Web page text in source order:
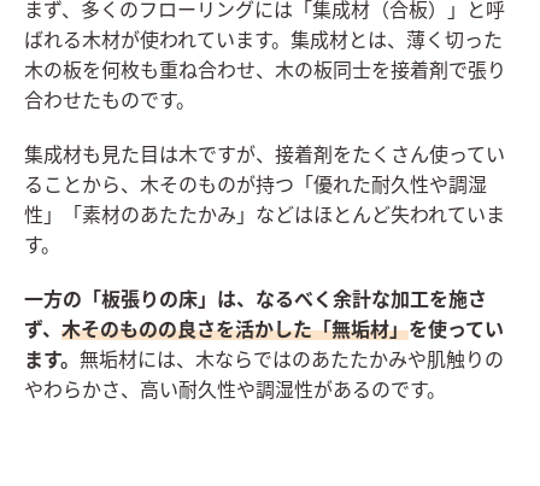
まず、多くのフローリングには「集成材（合板）」と呼
ばれる木材が使われています。集成材とは、薄く切った
木の板を何枚も重ね合わせ、木の板同士を接着剤で張り
合わせたものです。
集成材も見た目は木ですが、接着剤をたくさん使ってい
ることから、木そのものが持つ「優れた耐久性や調湿
性」「素材のあたたかみ」などはほとんど失われていま
す。
一方の「板張りの床」は、なるべく余計な加工を施さ
ず、 木そのものの良さを活かした「無垢材」を使ってい
ます。 無垢材には、木ならではのあたたかみや肌触りの
やわらかさ、高い耐久性や調湿性があるのです。